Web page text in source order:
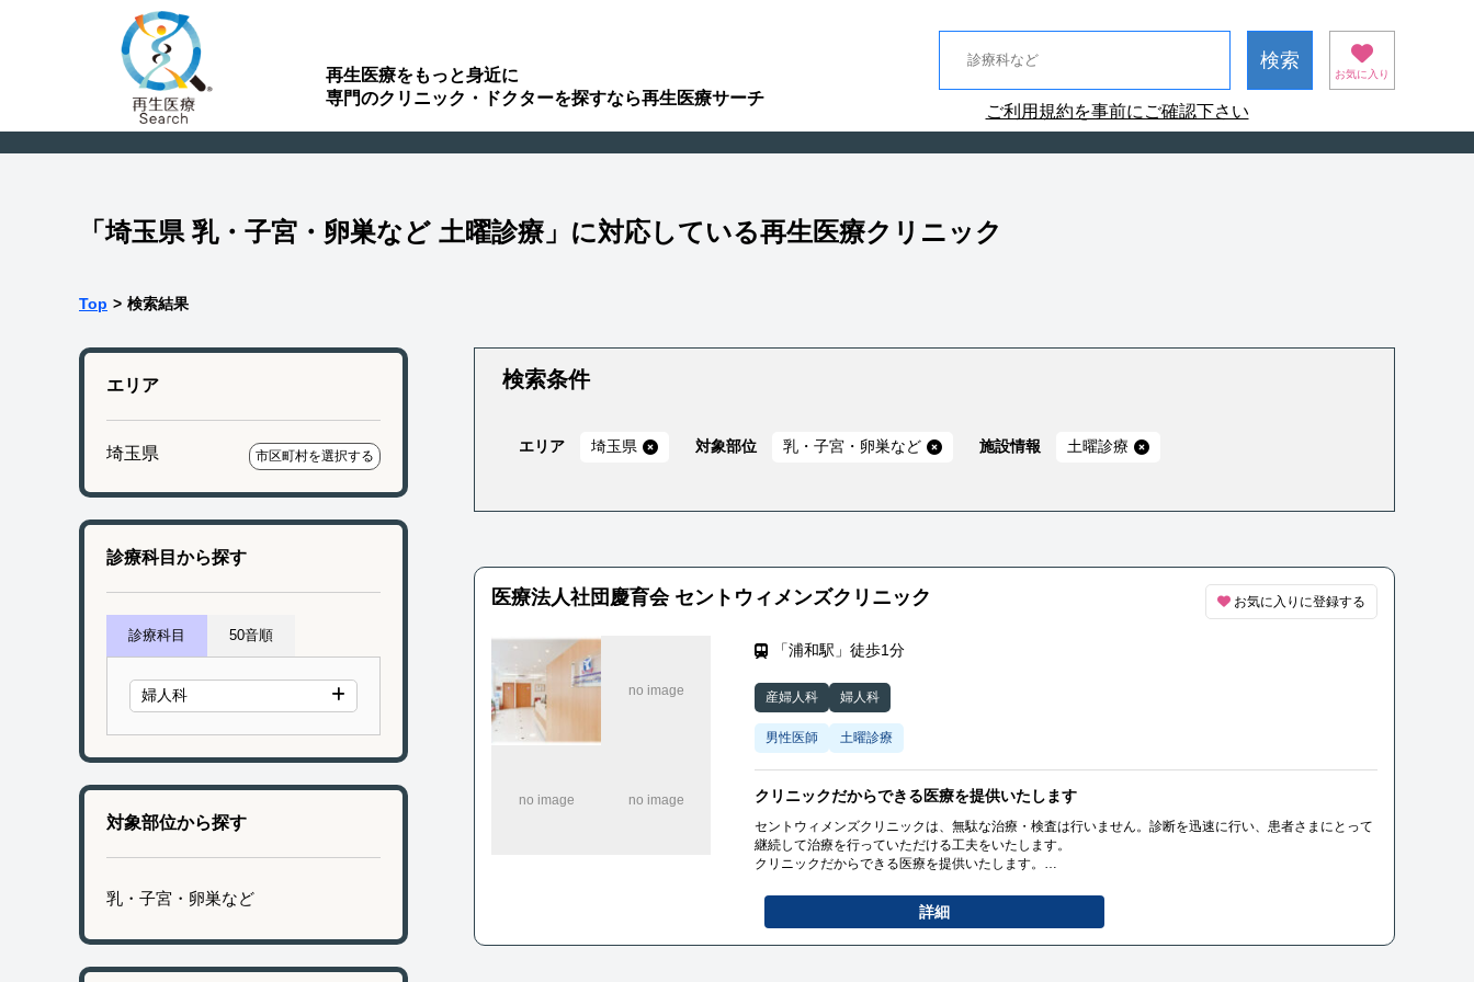
再生医療をもっと身近に
専門のクリニック・ドクターを探すなら再生医療サーチ
お気に入り
ご利用規約を事前にご確認下さい
「埼玉県 乳・子宮・卵巣など 土曜診療」に対応している再生医療クリニック
Top > 検索結果
エリア
埼玉県 市区町村を選択する
診療科目から探す
診療科目 50音順
婦人科
対象部位から探す
乳・子宮・卵巣など
検索条件
エリア 埼玉県 対象部位 乳・子宮・卵巣など 施設情報 土曜診療
医療法人社団慶育会 セントウィメンズクリニック お気に入りに登録する
「浦和駅」徒歩1分
産婦人科 婦人科
男性医師 土曜診療
クリニックだからできる医療を提供いたします
セントウィメンズクリニックは、無駄な治療・検査は行いません。診断を迅速に行い、患者さまにとって
継続して治療を行っていただける工夫をいたします。
クリニックだからできる医療を提供いたします。
詳細